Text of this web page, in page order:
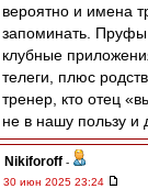
вероятно и имена
запоминать.
клубные
телеги, плюс
тренер, кто отец
не в нашу пользу и
Nikiforoff -
30 июн 2025 23:24